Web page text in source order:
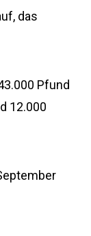
das
Pfund
12.000